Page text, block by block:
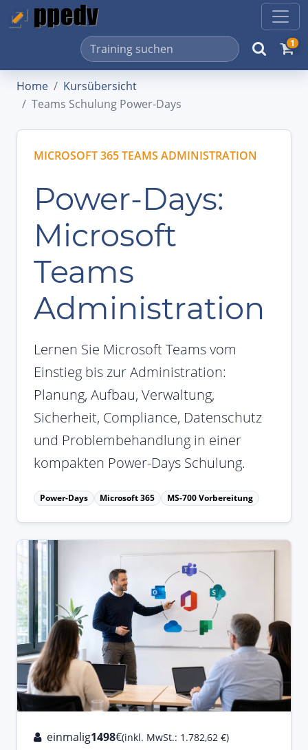
1
Home
Kursübersicht
Teams Schulung Power-Days
MICROSOFT 365 TEAMS ADMINISTRATION
Power-Days:
Microsoft
Teams
Administration
Lernen Sie Microsoft Teams vom
Einstieg bis zur Administration:
Planung, Aufbau, Verwaltung,
Sicherheit, Compliance, Datenschutz
und Problembehandlung in einer
kompakten Power-Days Schulung.
Power-Days Microsoft 365 MS-700 Vorbereitung
einmalig1498€(inkl. MwSt.: 1.782,62 €)